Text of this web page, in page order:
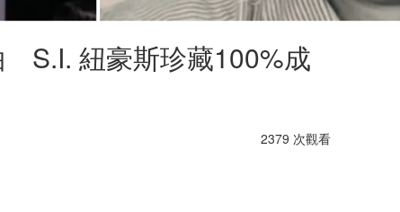
S.I. 紐豪斯珍藏100%成
2379 次觀看